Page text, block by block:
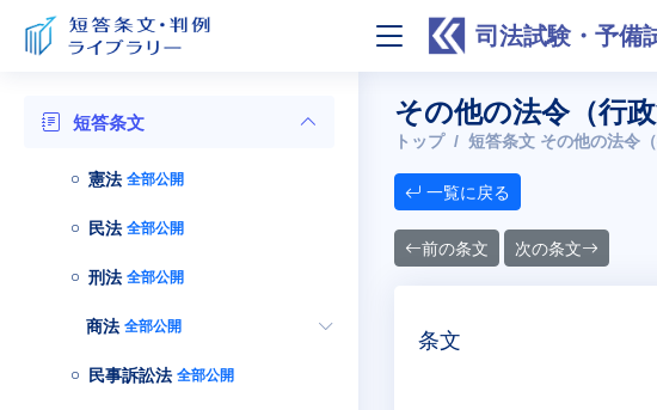
司法試験・予備
短答条文
憲法 全部公開
民法 全部公開
刑法 全部公開
商法 全部公開
民事訴訟法 全部公開
その他の法令（行
トップ 短答条文 その他の法令（
一覧に戻る
前の条文 次の条文
条文